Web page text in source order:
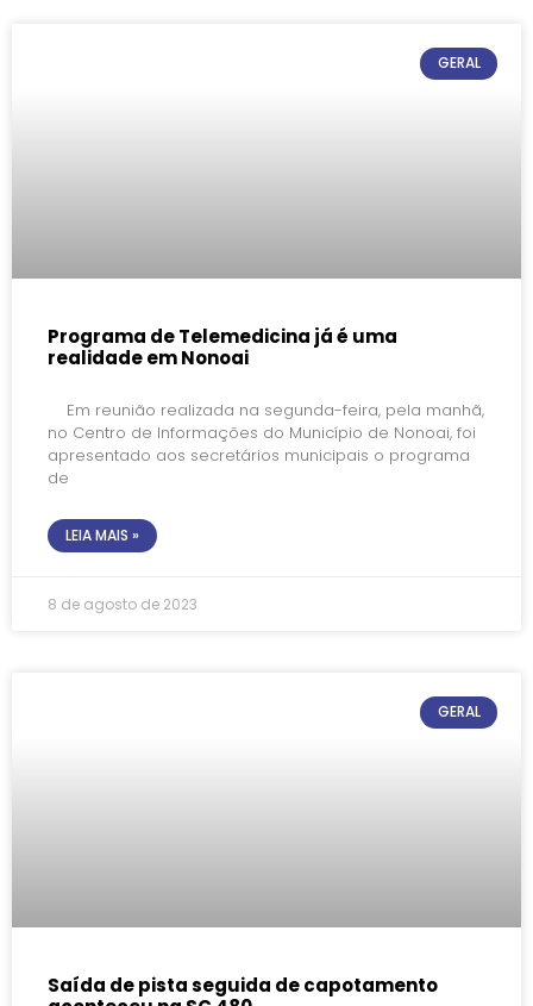
GERAL
Programa de Telemedicina já é uma
realidade em Nonoai
Em reunião realizada na segunda-feira, pela manhã,
no Centro de Informações do Município de Nonoai, foi
apresentado aos secretários municipais o programa
de
LEIA MAIS »
8 de agosto de 2023
GERAL
Saída de pista seguida de capotamento